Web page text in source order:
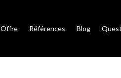
Offre Références Blog